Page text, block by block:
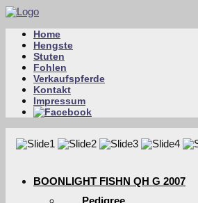
Home
Hengste
Stuten
Fohlen
Verkaufspferde
Kontakt
Impressum
BOONLIGHT FISHN QH G 2007
Pedigree